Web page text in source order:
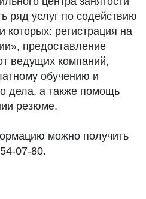
ряд услуг по содействию
которых: регистрация на
предоставление
ведущих компаний,
обучению и
дела, а также помощь
резюме.
можно получить
07-80.